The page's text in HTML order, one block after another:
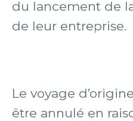
du lancement de
de leur entreprise.
Le voyage
être annulé en